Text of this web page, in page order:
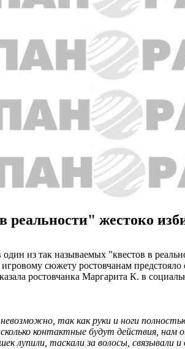
реальности" жестоко
из так называемых "квестов в
сюжету ростовчанам предстояло
ростовчанка Маргарита К. в
так как руки и ноги
контактные будут действия,
таскали за волосы, связывали и